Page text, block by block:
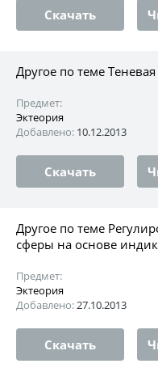
Скачать
Другое по теме
Предмет:
Эктеория
Добавлено: 10.12.2013
Скачать
Другое по теме
сферы на основе
Предмет:
Эктеория
Добавлено:27.10.2013
Скачать